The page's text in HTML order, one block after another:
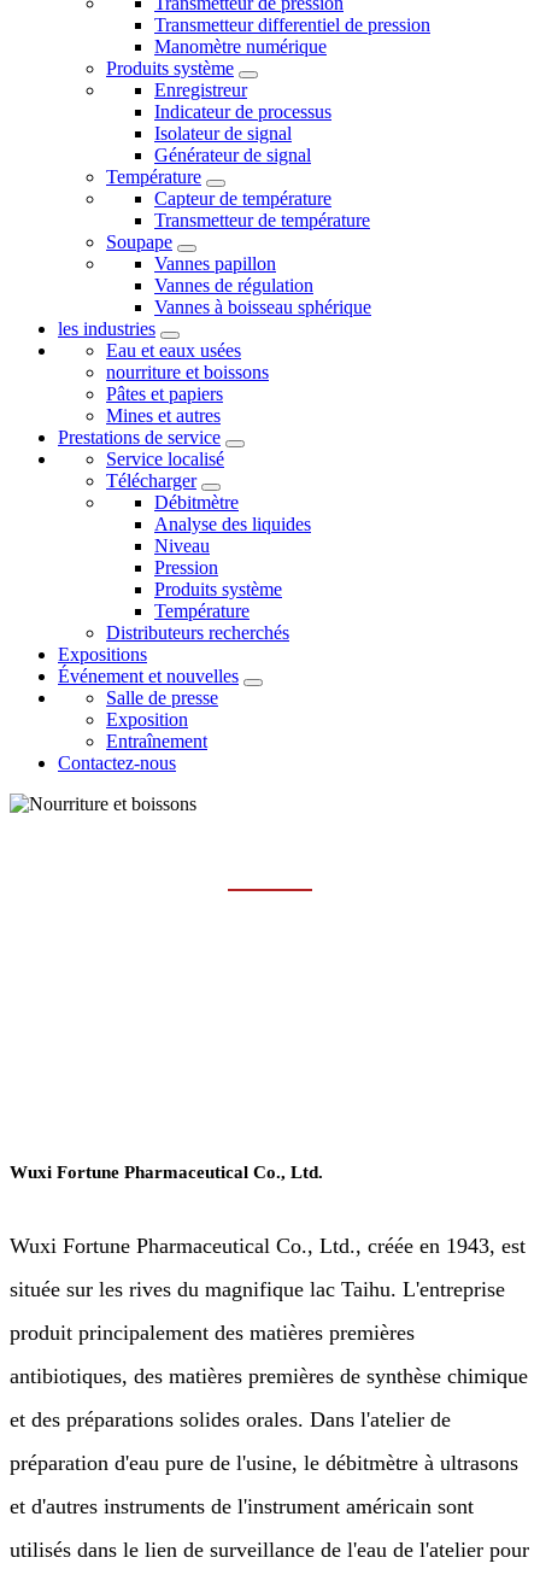
Transmetteur differentiel de pression
Manomètre numérique
Produits système
Enregistreur
Indicateur de processus
Isolateur de signal
Générateur de signal
Température
Capteur de température
Transmetteur de température
Soupape
Vannes papillon
Vannes de régulation
Vannes à boisseau sphérique
les industries
Eau et eaux usées
nourriture et boissons
Pâtes et papiers
Mines et autres
Prestations de service
Service localisé
Télécharger
Débitmètre
Analyse des liquides
Niveau
Pression
Produits système
Température
Distributeurs recherchés
Expositions
Événement et nouvelles
Salle de presse
Exposition
Entraînement
Contactez-nous
Wuxi Fortune Pharmaceutical Co., Ltd.
Wuxi Fortune Pharmaceutical Co., Ltd., créée en 1943, est
située sur les rives du magnifique lac Taihu. L'entreprise
produit principalement des matières premières
antibiotiques, des matières premières de synthèse chimique
et des préparations solides orales. Dans l'atelier de
préparation d'eau pure de l'usine, le débitmètre à ultrasons
et d'autres instruments de l'instrument américain sont
utilisés dans le lien de surveillance de l'eau de l'atelier pour